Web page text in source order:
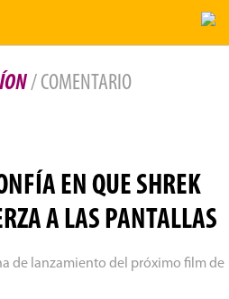
/ COMENTARIO
EN QUE SHREK
A LAS PANTALLAS
de lanzamiento del próximo film de